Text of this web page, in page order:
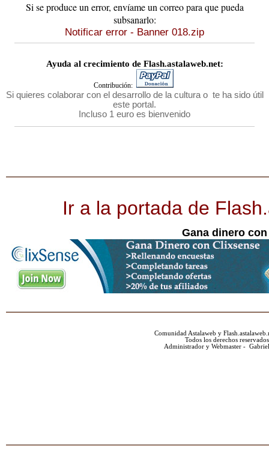
Si se produce un error, envíame un correo para que pueda
subsanarlo:
Notificar error - Banner 018.zip
Ayuda al crecimiento de Flash.astalaweb.net:
Contribución:
Si quieres colaborar con el desarrollo de la cultura o te ha sido útil
este portal.
Incluso 1 euro es bienvenido
Ir a la portada de
Gana dinero con
Comunidad Astalaweb y
Todos los derechos reservados
Administrador y Webmaster -